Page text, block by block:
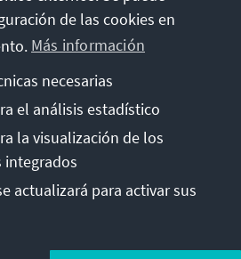
la KAS
Pie de imprenta
sobre accesibilidad
barrera
condiciones generales
Stiftung e.V. 2026
de las cookies en
Más información
necesarias
el análisis estadístico
la visualización de los
actualizará para activar sus